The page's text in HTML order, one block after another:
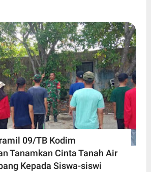
09/TB Kodim
Tanamkan Cinta Tanah Air
Kepada Siswa-siswi